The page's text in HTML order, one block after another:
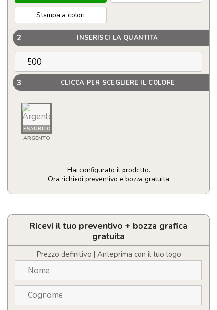
Stampa a colori
2 INSERISCI LA QUANTITÀ
3 CLICCA PER SCEGLIERE IL COLORE
ESAURITO
ARGENTO
Hai configurato il prodotto.
Ora richiedi preventivo e bozza gratuita
Caricabatterie
wireless
veloceRicevi il tuo preventivo + bozza grafica
gratuita
Prezzo definitivo | Anteprima con il tuo logo